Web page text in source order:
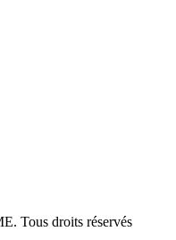
Tous droits réservés